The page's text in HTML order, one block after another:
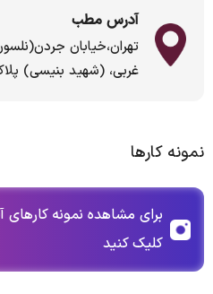
آدرس مطب
تهران،خیابان
غربی، (شهید بنیسی) پلاک ۸۰، طبقه۴،
نمونه کارها
برای مشاهده نمونه کارهای
کلیک کنید